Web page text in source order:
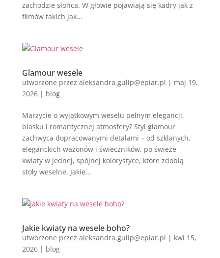
zachodzie słońca. W głowie pojawiają się kadry jak z
filmów takich jak...
Glamour wesele
utworzone przez aleksandra.gulip@epiar.pl | maj 19,
2026| blog
Marzycie o wyjątkowym weselu pełnym elegancji,
blasku i romantycznej atmosfery? Styl glamour
zachwyca dopracowanymi detalami – od szklanych,
eleganckich wazonów i świeczników, po świeże
kwiaty w jednej, spójnej kolorystyce, które zdobią
stoły weselne. Jakie...
Jakie kwiaty na wesele boho?
utworzone przez aleksandra.gulip@epiar.pl | kwi 15,
2026| blog